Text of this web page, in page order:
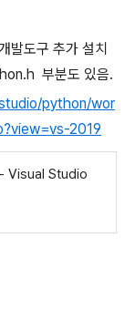
발도구 추가 설치
부분도 있음.
python/wor
2019
Visual Studio